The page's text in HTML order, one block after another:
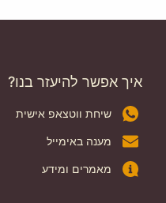
איך אפשר להיעזר בנו?
שיחת ווטצאפ אישית
מענה באימייל
מאמרים ומידע